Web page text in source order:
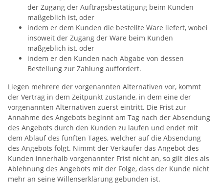
der Zugang der Auftragsbestätigung beim Kunden
maßgeblich ist, oder
indem er dem Kunden die bestellte Ware liefert, wobei
insoweit der Zugang der Ware beim Kunden
maßgeblich ist, oder
indem er den Kunden nach Abgabe von dessen
Bestellung zur Zahlung auffordert.
Liegen mehrere der vorgenannten Alternativen vor, kommt
der Vertrag in dem Zeitpunkt zustande, in dem eine der
vorgenannten Alternativen zuerst eintritt. Die Frist zur
Annahme des Angebots beginnt am Tag nach der Absendung
des Angebots durch den Kunden zu laufen und endet mit
dem Ablauf des fünften Tages, welcher auf die Absendung
des Angebots folgt. Nimmt der Verkäufer das Angebot des
Kunden innerhalb vorgenannter Frist nicht an, so gilt dies als
Ablehnung des Angebots mit der Folge, dass der Kunde nicht
mehr an seine Willenserklärung gebunden ist.